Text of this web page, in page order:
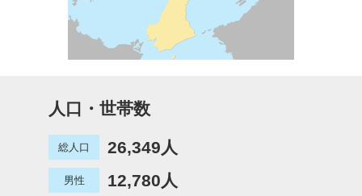
人口・世帯数
総人口 26,349人
男性 12,780人